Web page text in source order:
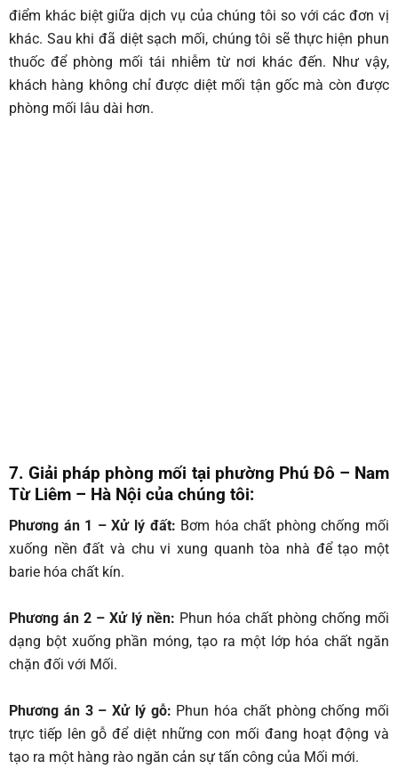
điểm khác biệt giữa dịch vụ của chúng tôi so với các đơn vị
khác. Sau khi đã diệt sạch mối, chúng tôi sẽ thực hiện phun
thuốc để phòng mối tái nhiễm từ nơi khác đến. Như vậy,
khách hàng không chỉ được diệt mối tận gốc mà còn được
phòng mối lâu dài hơn.
7. Giải pháp phòng mối tại phường Phú Đô – Nam
Từ Liêm – Hà Nội của chúng tôi:
Phương án 1 – Xử lý đất: Bơm hóa chất phòng chống mối
xuống nền đất và chu vi xung quanh tòa nhà để tạo một
barie hóa chất kín.
Phương án 2 – Xử lý nền: Phun hóa chất phòng chống mối
dạng bột xuống phần móng, tạo ra một lớp hóa chất ngăn
chặn đối với Mối.
Phương án 3 – Xử lý gỗ: Phun hóa chất phòng chống mối
trực tiếp lên gỗ để diệt những con mối đang hoạt động và
tạo ra một hàng rào ngăn cản sự tấn công của Mối mới.